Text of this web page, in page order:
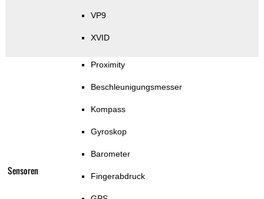
VP9
XVID
Sensoren
Proximity
Beschleunigungsmesser
Kompass
Gyroskop
Barometer
Fingerabdruck